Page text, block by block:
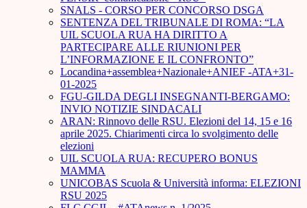
SNALS - CORSO PER CONCORSO DSGA
SENTENZA DEL TRIBUNALE DI ROMA: “LA
UIL SCUOLA RUA HA DIRITTO A
PARTECIPARE ALLE RIUNIONI PER
L’INFORMAZIONE E IL CONFRONTO”
Locandina+assemblea+Nazionale+ANIEF -ATA+31-
01-2025
FGU-GILDA DEGLI INSEGNANTI-BERGAMO:
INVIO NOTIZIE SINDACALI
ARAN: Rinnovo delle RSU. Elezioni del 14, 15 e 16
aprile 2025. Chiarimenti circa lo svolgimento delle
elezioni
UIL SCUOLA RUA: RECUPERO BONUS
MAMMA
UNICOBAS Scuola & Università informa: ELEZIONI
RSU 2025